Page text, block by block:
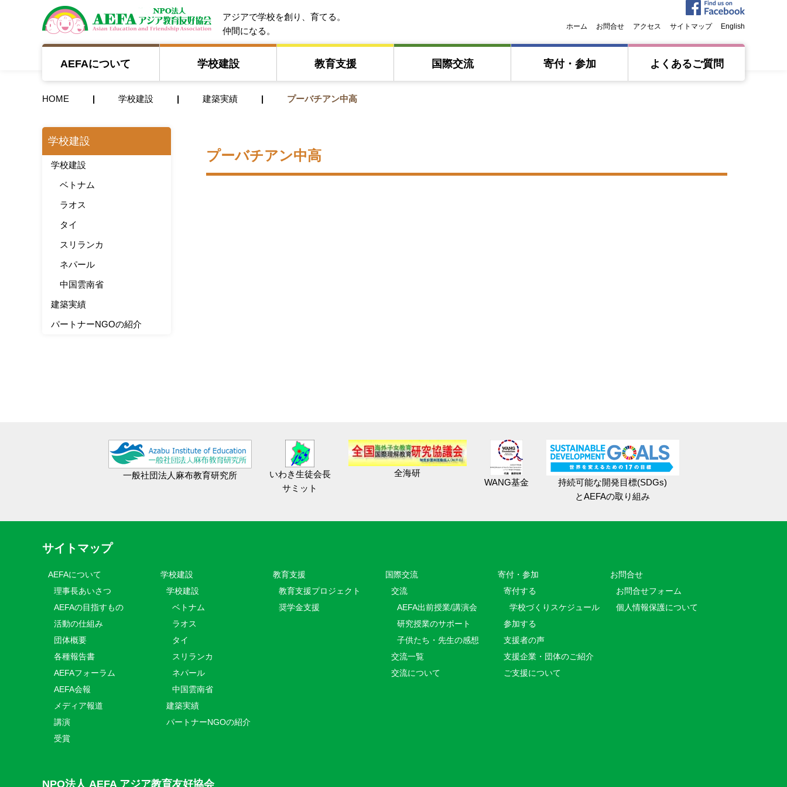
NPO法人 AEFA アジア教育友好協会
アジアで学校を創り、育てる。
仲間になる。
ホーム お問合せ アクセス サイトマップ English
AEFAについて 学校建設 教育⽀援 国際交流 寄付・参加 よくあるご質問
HOME 学校建設 建築実績 プーバチアン中高
プーバチアン中高
学校建設
学校建設
ベトナム
ラオス
タイ
スリランカ
ネパール
中国雲南省
建築実績
パートナーNGOの紹介
一般社団法人麻布教育研究所
いわき生徒会長
サミット
全海研
WANG基金
持続可能な開発目標(SDGs)
とAEFAの取り組み
サイトマップ
AEFAについて
理事長あいさつ
AEFAの目指すもの
活動の仕組み
団体概要
各種報告書
AEFAフォーラム
AEFA会報
メディア報道
講演
受賞
学校建設
学校建設
ベトナム
ラオス
タイ
スリランカ
ネパール
中国雲南省
建築実績
パートナーNGOの紹介
教育⽀援
教育⽀援プロジェクト
奨学金支援
国際交流
交流
AEFA出前授業/講演会
研究授業のサポート
子供たち・先生の感想
交流一覧
交流について
寄付・参加
寄付する
学校づくりスケジュール
参加する
支援者の声
支援企業・団体のご紹介
ご支援について
お問合せ
お問合せフォーム
個人情報保護について
NPO法人 AEFA アジア教育友好協会